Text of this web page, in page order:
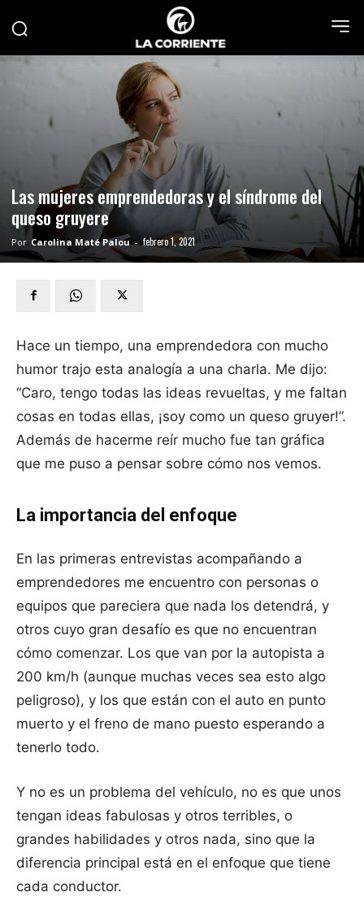
Las mujeres emprendedoras y el síndrome del
queso gruyere
Por Carolina Maté Palou - febrero 1, 2021
Hace un tiempo, una emprendedora con mucho
humor trajo esta analogía a una charla. Me dijo:
“Caro, tengo todas las ideas revueltas, y me faltan
cosas en todas ellas, ¡soy como un queso gruyer!”.
Además de hacerme reír mucho fue tan gráfica
que me puso a pensar sobre cómo nos vemos.
La importancia del enfoque
En las primeras entrevistas acompañando a
emprendedores me encuentro con personas o
equipos que pareciera que nada los detendrá, y
otros cuyo gran desafío es que no encuentran
cómo comenzar. Los que van por la autopista a
200 km/h (aunque muchas veces sea esto algo
peligroso), y los que están con el auto en punto
muerto y el freno de mano puesto esperando a
tenerlo todo.
Y no es un problema del vehículo, no es que unos
tengan ideas fabulosas y otros terribles, o
grandes habilidades y otros nada, sino que la
diferencia principal está en el enfoque que tiene
cada conductor.